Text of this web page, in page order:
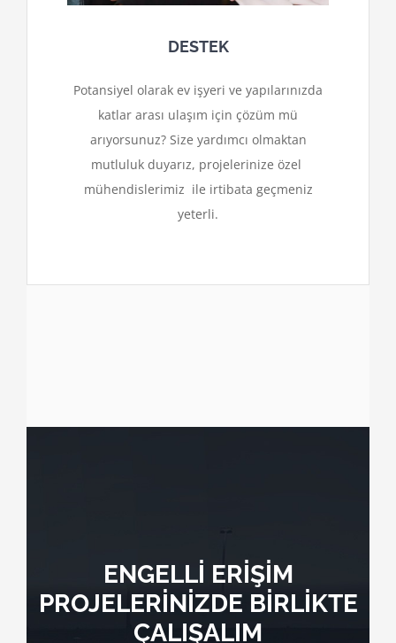
DESTEK
Potansiyel olarak ev işyeri ve yapılarınızda
katlar arası ulaşım için çözüm mü
arıyorsunuz? Size yardımcı olmaktan
mutluluk duyarız, projelerinize özel
mühendislerimiz ile irtibata geçmeniz
yeterli.
ENGELLİ ERİŞİM
PROJELERİNİZDE BİRLİKTE
ÇALIŞALIM